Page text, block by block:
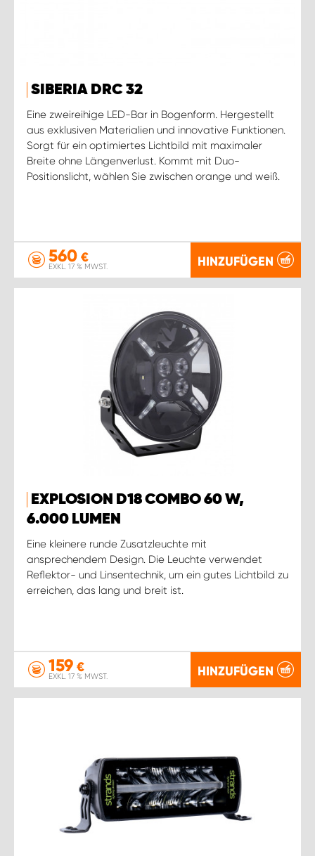
SIBERIA DRC 32
Eine zweireihige LED-Bar in Bogenform. Hergestellt
aus exklusiven Materialien und innovative Funktionen.
Sorgt für ein optimiertes Lichtbild mit maximaler
Breite ohne Längenverlust. Kommt mit Duo-
Positionslicht, wählen Sie zwischen orange und weiß.
560 €
EXKL. 17 % MWST. HINZUFÜGEN
EXPLOSION D18 COMBO 60 W,
6.000 LUMEN
Eine kleinere runde Zusatzleuchte mit
ansprechendem Design. Die Leuchte verwendet
Reflektor- und Linsentechnik, um ein gutes Lichtbild zu
erreichen, das lang und breit ist.
159 €
EXKL. 17 % MWST. HINZUFÜGEN